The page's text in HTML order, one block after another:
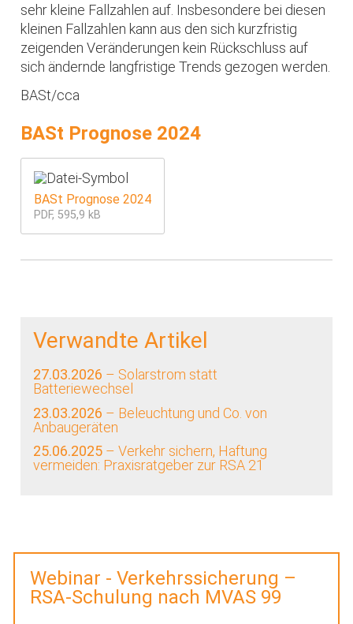
sehr kleine Fallzahlen auf. Insbesondere bei diesen
kleinen Fallzahlen kann aus den sich kurzfristig
zeigenden Veränderungen kein Rückschluss auf
sich ändernde langfristige Trends gezogen werden.
BASt/cca
BASt Prognose 2024
BASt Prognose 2024
PDF, 595,9 kB
Verwandte Artikel
27.03.2026 – Solarstrom statt
Batteriewechsel
23.03.2026 – Beleuchtung und Co. von
Anbaugeräten
25.06.2025 – Verkehr sichern, Haftung
vermeiden: Praxisratgeber zur RSA 21
Webinar - Verkehrssicherung –
RSA-Schulung nach MVAS 99